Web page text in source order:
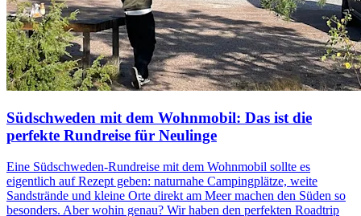
Südschweden mit dem Wohnmobil: Das ist die
perfekte Rundreise für Neulinge
Eine Südschweden-Rundreise mit dem Wohnmobil sollte es
eigentlich auf Rezept geben: naturnahe Campingplätze, weite
Sandstrände und kleine Orte direkt am Meer machen den Süden so
besonders. Aber wohin genau? Wir haben den perfekten Roadtrip